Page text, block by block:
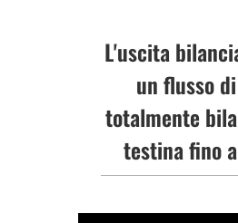
L'uscita
un flusso
totalmente
testina fino